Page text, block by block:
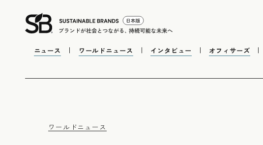
ニュース ワールドニュース インタビュー オフィサーズ
ワールドニュース